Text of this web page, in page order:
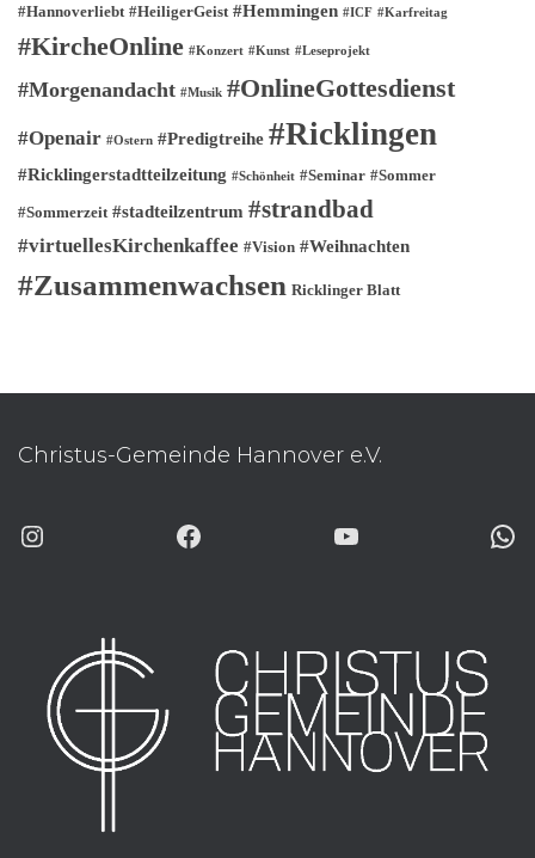
#Hannoverliebt #HeiligerGeist #Hemmingen #ICF #Karfreitag
#KircheOnline #Konzert #Kunst #Leseprojekt
#Morgenandacht #Musik #OnlineGottesdienst
#Openair #Ostern #Predigtreihe #Ricklingen
#Ricklingerstadtteilzeitung #Schönheit #Seminar #Sommer
#Sommerzeit #stadteilzentrum #strandbad
#virtuellesKirchenkaffee #Vision #Weihnachten
#Zusammenwachsen Ricklinger Blatt
Christus-Gemeinde Hannover e.V.